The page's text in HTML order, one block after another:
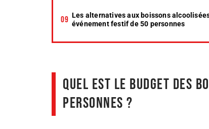
Les alternatives aux boissons
événement festif de 50 personnes
Quel est le budget des
personnes ?